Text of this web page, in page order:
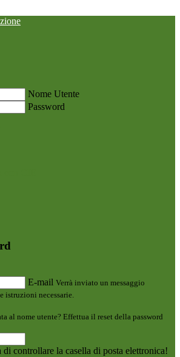
Nome Utente
Password
E-mail Verrà inviato un messaggio
istruzioni necessarie.
al nome utente? Effettua il reset della password
controllare la casella di posta elettronica!